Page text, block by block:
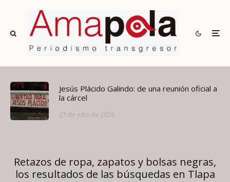
Jesús Plácido Galindo: de una reunión oficial a
la cárcel
27 de julio de 2026
Retazos de ropa, zapatos y bolsas negras,
los resultados de las búsquedas en Tlapa